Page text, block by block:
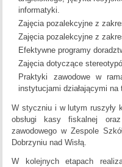
informatyki.
Zajęcia pozalekcyjne z
Zajęcia pozalekcyjne z
Efektywne programy
Zajęcia dotyczące
Praktyki zawodowe w
instytucjami działającymi na
W styczniu i w lutym ruszyły
obsługi kasy fiskalnej
zawodowego w Zespole
Dobrzyniu nad Wisłą.
W kolejnych etapach